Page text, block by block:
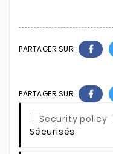
PARTAGER SUR:
PARTAGER SUR:
Sécurisés